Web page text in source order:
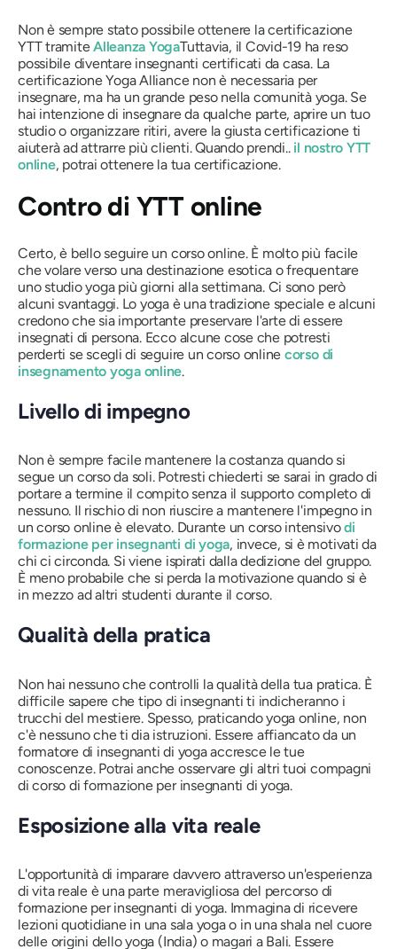
Non è sempre stato possibile ottenere la certificazione
YTT tramiteAlleanza YogaTuttavia, il Covid-19 ha reso
possibile diventare insegnanti certificati da casa. La
certificazione Yoga Alliance non è necessaria per
insegnare, ma ha un grande peso nella comunità yoga. Se
hai intenzione di insegnare da qualche parte, aprire un tuo
studio o organizzare ritiri, avere la giusta certificazione ti
aiuterà ad attrarre più clienti. Quando prendi.. il nostro YTT
online, potrai ottenere la tua certificazione.
Contro di YTT online
Certo, è bello seguire un corso online. È molto più facile
che volare verso una destinazione esotica o frequentare
uno studio yoga più giorni alla settimana. Ci sono però
alcuni svantaggi. Lo yoga è una tradizione speciale e alcuni
credono che sia importante preservare l'arte di essere
insegnati di persona. Ecco alcune cose che potresti
perderti se scegli di seguire un corso online corso di
insegnamento yoga online.
Livello di impegno
Non è sempre facile mantenere la costanza quando si
segue un corso da soli. Potresti chiederti se sarai in grado di
portare a termine il compito senza il supporto completo di
nessuno. Il rischio di non riuscire a mantenere l'impegno in
un corso online è elevato. Durante un corso intensivodi
formazione per insegnanti di yoga, invece, si è motivati ​​da
chi ci circonda. Si viene ispirati dalla dedizione del gruppo.
È meno probabile che si perda la motivazione quando si è
in mezzo ad altri studenti durante il corso.
Qualità della pratica
Non hai nessuno che controlli la qualità della tua pratica. È
difficile sapere che tipo di insegnanti ti indicheranno i
trucchi del mestiere. Spesso, praticando yoga online, non
c'è nessuno che ti dia istruzioni. Essere affiancato da un
formatore di insegnanti di yoga accresce le tue
conoscenze. Potrai anche osservare gli altri tuoi compagni
di corso di formazione per insegnanti di yoga.
Esposizione alla vita reale
L'opportunità di imparare davvero attraverso un'esperienza
di vita reale è una parte meravigliosa del percorso di
formazione per insegnanti di yoga. Immagina di ricevere
lezioni quotidiane in una sala yoga o in una shala nel cuore
delle origini dello yoga (India) o magari a Bali. Essere